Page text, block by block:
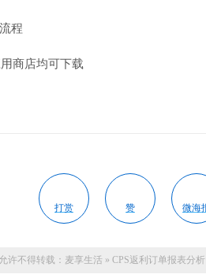
打赏 赞 微海
许不得转载： 麦享生活 » CPS返利订单报表分